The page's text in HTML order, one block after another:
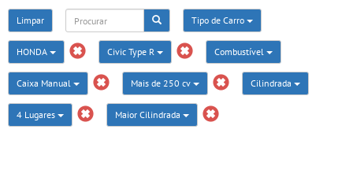
Limpar Tipo de Carro
HONDA Civic Type R Combustível
Caixa Manual Mais de 250 cv Cilindrada
4 Lugares Maior Cilindrada